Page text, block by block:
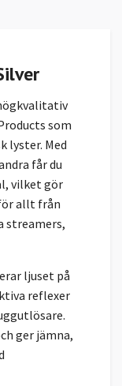
som
lyster. Med
får du
vilket gör
allt från
streamers,
ljuset på
reflexer
ger jämna,